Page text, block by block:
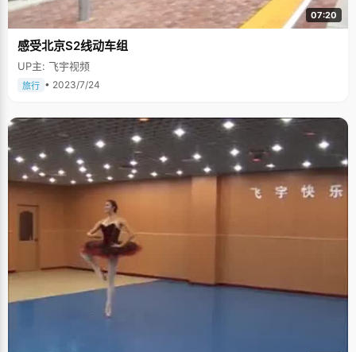
07:20
感受北京S2线动车组
UP主: 飞宇视频
旅行 • 2023/7/24